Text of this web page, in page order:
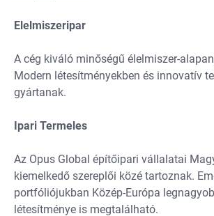
Elelmiszeripar
A cég kiváló minőségű élelmiszer-
Modern létesítményekben és innovatív
gyártanak.
Ipari Termeles
Az Opus Global építőipari vállalatai
kiemelkedő szereplői közé tartoznak.
portfóliójukban Közép-Európa
létesítménye is megtalálható.